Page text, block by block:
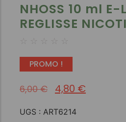
NHOSS 10 ml E-
REGLISSE
☆ ☆ ☆ ☆ ☆
PROMO !
6,00€ 4,80 €
UGS : ART6214